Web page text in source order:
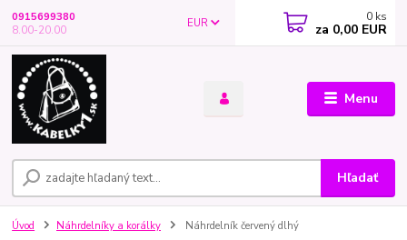
Menu
EUR
Hľadať
0915699380
8.00-20.00
0 ks
za 0,00 EUR
Úvod Náhrdelníky a korálky Náhrdelník červený dlhý